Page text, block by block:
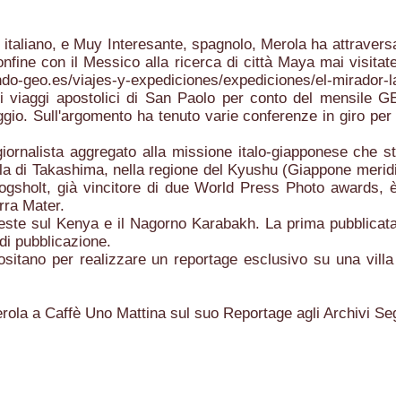
e Muy Interesante, spagnolo, Merola ha
con il Messico alla ricerca di città Maya mai
geo.es/viajes-y-expediciones/expediciones/el-mirador-
apostolici di San Paolo per conto del mensile
Sull'argomento ha tenuto varie conferenze in giro
aggregato alla missione italo-giapponese che
di Takashima, nella regione del Kyushu (Giappone
già vincitore di due World Press Photo awards,
Mater.
sul Kenya e il Nagorno Karabakh. La prima
pubblicazione.
per realizzare un reportage esclusivo su una
Caffè Uno Mattina sul suo Reportage agli Archivi